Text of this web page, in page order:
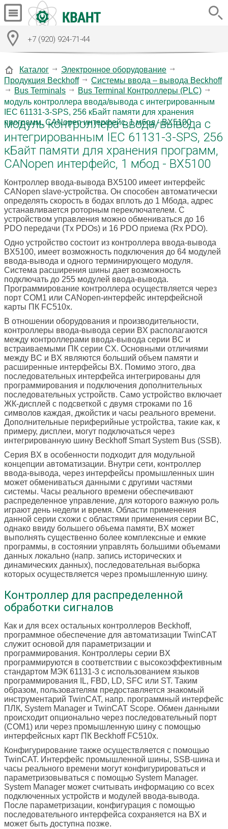
+7 (920) 924-71-44
Каталог
Электронное оборудование
Продукция Beckhoff
Системы ввода – вывода Beckhoff
Bus Terminals
Bus Terminal Контроллеры (PLC)
модуль контроллера ввода/вывода с интегрированным
IEC 61131-3-SPS, 256 кБайт памяти для хранения
программ, CANopen интерфейс, 1 мбод - BX5100
модуль контроллера ввода/вывода с
интегрированным IEC 61131-3-SPS, 256
кБайт памяти для хранения программ,
CANopen интерфейс, 1 мбод - BX5100
Контроллер ввода-вывода BX5100 имеет интерфейс
CANopen slave-устройства. Он способен автоматически
определять скорость в бодах вплоть до 1 Мбода, адрес
устанавливается роторным переключателем. С
устройством управления можно обмениваться до 16
PDO передачи (Tx PDOs) и 16 PDO приема (Rx PDO).
Одно устройство состоит из контроллера ввода-вывода
BX5100, имеет возможность подключения до 64 модулей
ввода-вывода и одного терминирующего модуля.
Система расширения шины дает возможность
подключать до 255 модулей ввода-вывода.
Программирование контроллера осуществляется через
порт COM1 или CANopen-интерфейс интерфейсной
карты ПК FC510x.
В отношении оборудования и производительности,
контроллеры ввода-вывода серии BX располагаются
между контроллерами ввода-вывода серии BC и
встраиваемыми ПК серии CX. Основными отличиями
между BC и BX являются больший объем памяти и
расширенные интерфейсы BX. Помимо этого, два
последовательных интерфейса интегрированы для
программирования и подключения дополнительных
последовательных устройств. Само устройство включает
ЖК-дисплей с подсветкой с двумя строками по 16
символов каждая, джойстик и часы реального времени.
Дополнительные периферийные устройства, такие как, к
примеру, дисплеи, могут подключаться через
интегрированную шину Beckhoff Smart System Bus (SSB).
Серия BX в особенности подходит для модульной
концепции автоматизации. Внутри сети, контроллер
ввода-вывода, через интерфейсы промышленных шин
может обмениваться данными с другими частями
системы. Часы реального времени обеспечивают
распределенное управление, для которого важную роль
играют день недели и время. Области применения
данной серии схожи с областями применения серии BC,
однако ввиду большего объема памяти, BX может
выполнять существенно более комплексные и емкие
программы, в состоянии управлять большими объемами
данных локально (напр. запись исторических и
динамических данных), последовательная выборка
которых осуществляется через промышленную шину.
Контроллер для распределенной
обработки сигналов
Как и для всех остальных контроллеров Beckhoff,
программное обеспечение для автоматизации TwinCAT
служит основой для параметризации и
программирования. Контроллеры серии BX
программируются в соответствии с высокоэффективным
стандартом МЭК 61131-3 с использованием языков
программирования IL, FBD, LD, SFC или ST. Таким
образом, пользователям предоставляется знакомый
инструментарий TwinCAT, напр. программный интерфейс
ПЛК, System Manager и TwinCAT Scope. Обмен данными
происходит опционально через последовательный порт
(COM1) или через промышленную шину с помощью
интерфейсных карт ПК Beckhoff FC510x.
Конфигурирование также осуществляется с помощью
TwinCAT. Интерфейс промышленной шины, SSB-шина и
часы реального времени могут конфигурироваться и
параметризовываться с помощью System Manager.
System Manager может считывать информацию со всех
подключенных устройств и модулей ввода-вывода.
После параметризации, конфигурация с помощью
последовательного интерфейса сохраняется на BX и
может быть доступна позже.